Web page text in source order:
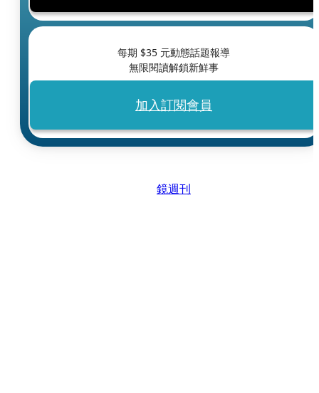
每期 $35 元動態話題報導
無限閱讀解鎖新鮮事
加入訂閱會員
鏡週刊